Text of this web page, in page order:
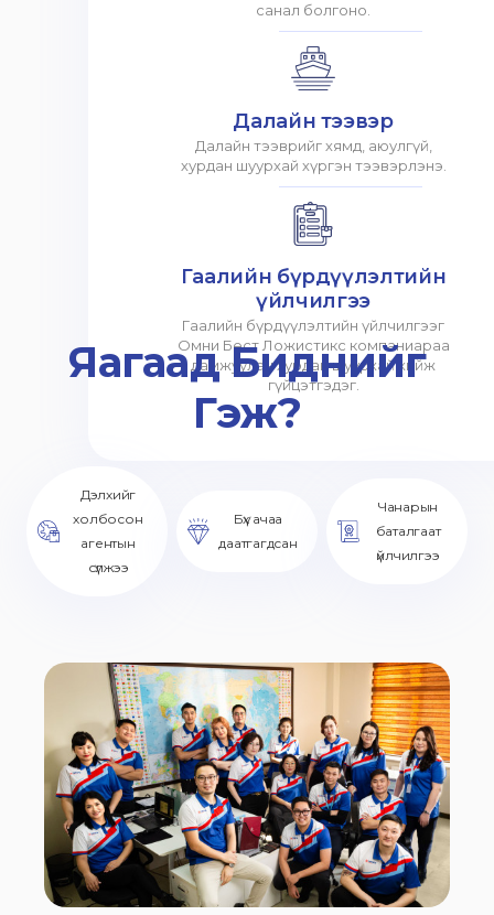
санал болгоно.
Далайн тээвэр
Далайн тээврийг хямд, аюулгүй,
хурдан шуурхай хүргэн тээвэрлэнэ.
Гаалийн бүрдүүлэлтийн
үйлчилгээ
Гаалийн бүрдүүлэлтийн үйлчилгээг
Омни Бест Ложистикс компаниараа
дамжуулан хурдан шуурхай хийж
гүйцэтгэдэг.
Яагаад Биднийг
Гэж?
Дэлхийг
холбосон
агентын
сүлжээ
Бүх ачаа
даатгагдсан
Чанарын
баталгаат
үйлчилгээ